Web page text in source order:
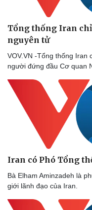
Thể thao
Bóng đá
Lịch thi đấu bóng đá
Thế giới thể thao
eSports
Tổng thống Iran
nguyên tử
VOV.VN -Tổng thống Iran
người đứng đầu Cơ quan
Iran có Phó Tổng
Bà Elham Aminzadeh là
giới lãnh đạo của Iran.